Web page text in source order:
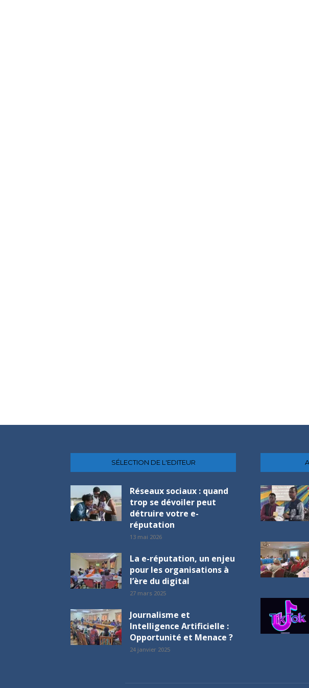
SÉLECTION DE L'EDITEUR
Réseaux sociaux : quand
trop se dévoiler peut
détruire votre e-
réputation
13 mai 2026
La e-réputation, un enjeu
pour les organisations à
l’ère du digital
27 mars 2025
Journalisme et
Intelligence Artificielle :
Opportunité et Menace ?
24 janvier 2025